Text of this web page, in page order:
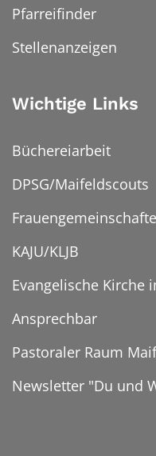
Pfarreifinder
Stellenanzeigen
Wichtige Links
Büchereiarbeit
DPSG/Maifeldscouts
KAJU/KLJB
Evangelische Kirche
Ansprechbar
Pastoraler Raum
Newsletter "Du und